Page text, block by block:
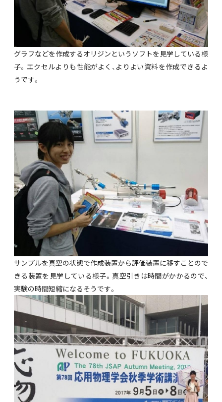
グラフなどを作成するオリジンというソフトを見学している様
子。エクセルよりも性能がよく、よりよい資料を作成できるよ
うです。
サンプルを真空の状態で作成装置から評価装置に移すことので
きる装置を見学している様子。真空引きは時間がかかるので、
実験の時間短縮になるそうです。